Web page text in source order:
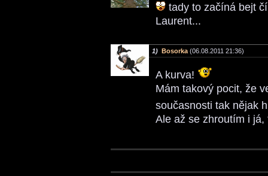
tady to začíná bejt
Laurent...
1) Bosorka (06.08.2011 21:36)
A kurva!
Mám takový pocit, že
současnosti tak nějak
Ale až se zhroutím i